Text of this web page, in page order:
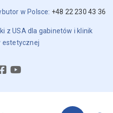
w Polsce: +48 22 230 43 36
z USA dla gabinetów i klinik
estetycznej